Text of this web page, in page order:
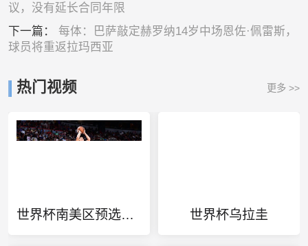
议，没有延长合同年限
下一篇： 每体：巴萨敲定赫罗纳14岁中场恩佐·佩雷斯，
球员将重返拉玛西亚
热门视频 更多 >>
世界杯南美区预选赛积分榜委内瑞拉巴西 世界杯乌拉圭